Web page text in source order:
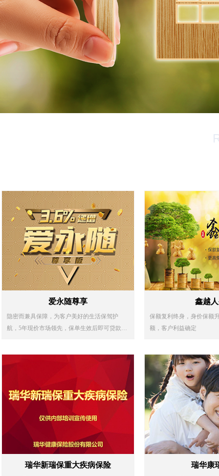
爱永随尊享
隐密而兼具保障，为客户美好的生活保驾护
航，5年现价市场领先，保单生效后即可贷款，
鑫越
保额复利终身，身价保额
额，客户利益确定
瑞华新瑞保重大疾病保险 瑞华康